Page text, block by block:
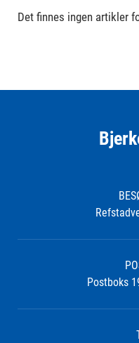
Det finnes ingen artikler
Postboks